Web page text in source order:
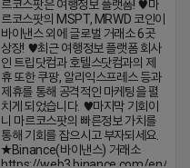
르코스팟은 여행정보 플랫폼! ♥️마
르코스팟의 MSPT, MRWD 코인이
바이낸스 외에 글로벌 거래소 6곳
상장! ♥️최근 여행정보 플랫폼 회사
인 트립닷컴과 호텔스닷컴과의 제
휴 또한 쿠팡, 알리익스프레스 등과
제휴를 통해 공격적인 마케팅을 펼
치게 되었습니다. ♥️마지막 기회이
니 마르코스팟의 빠른정보 가치를
통해 기회를 잡으시고 부자되세요.
★Binance(바이낸스) 거래소
https://web3.binance.com/en/